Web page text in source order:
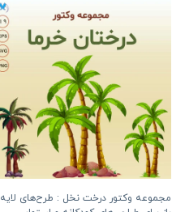
مجموعه وکتور درخت نخل : طرح‌های لایه